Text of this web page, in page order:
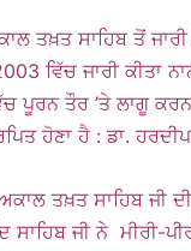
ਤਖ਼ਤ ਸਾਹਿਬ ਤੋਂ
ਵਿੱਚ ਜਾਰੀ ਕੀਤਾ
ਪੂਰਨ ਤੌਰ ’ਤੇ ਲਾਗੂ
ਹੋਣਾ ਹੈ : ਡਾ.
ਤਖ਼ਤ ਸਾਹਿਬ ਜੀ
ਸਾਹਿਬ ਜੀ ਨੇ ਮੀਰੀ-